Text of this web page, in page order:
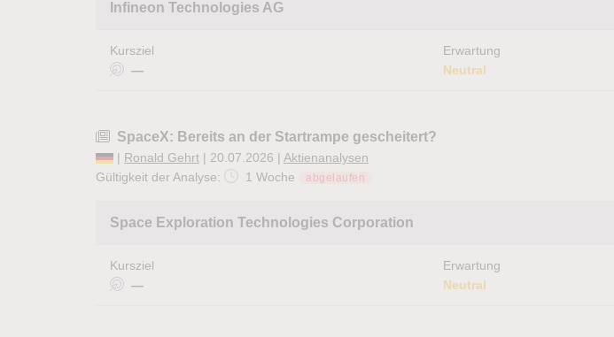
Infineon Technologies AG
Kursziel
—
Erwartung
Neutral
SpaceX: Bereits an der Startrampe gescheitert?
| Ronald Gehrt | 20.07.2026 | Aktienanalysen
Gültigkeit der Analyse:
1 Woche abgelaufen
Space Exploration Technologies Corporation
Kursziel
—
Erwartung
Neutral